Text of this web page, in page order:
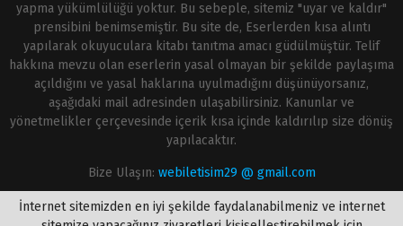
yapma yükümlülüğü yoktur. Bu sebeple, sitemiz "uyar ve kaldır"
prensibini benimsemiştir. Bu site de, Eserlerden kısa alıntı
yapılarak okuyuculara kitabı tanıtma amacı güdülmüştür. Telif
hakkına mevzu olan eserlerin yasal olmayan bir şekilde paylaşıma
açıldığını ve yasal haklarına uyulmadığını düşünüyorsanız,
aşağıdaki mail adresinden ulaşabilirsiniz. Kanunlar ve
yönetmelikler çerçevesinde içerik kısa içinde kaldırılıp size dönüş
yapılacaktır.
Bize Ulaşın: webiletisim29 @ gmail.com
İnternet sitemizden en iyi şekilde faydalanabilmeniz ve internet